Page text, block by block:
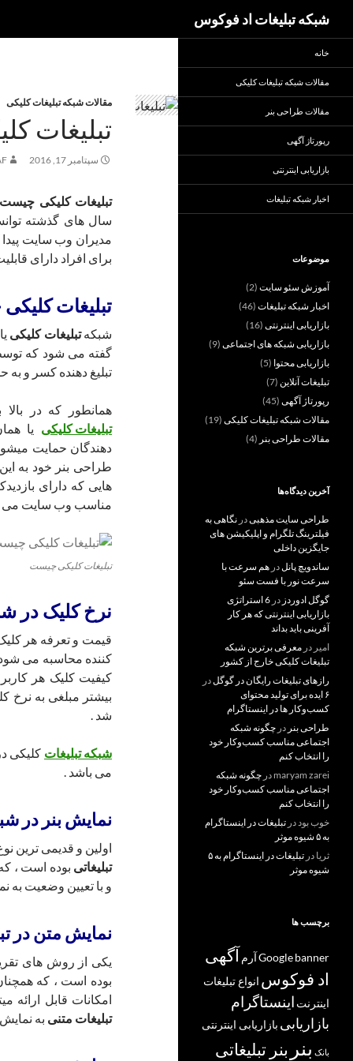
شبکه تبلیغات اد فوکوس
مقالات شبکه تبلیغات کلیکی
تبلیغات
سپتامبر 17, 2016
تبلیغات کلیکی چیست
سال های گذشته
مدیران وب سایت پیدا
برای افراد دارای
تبلیغات
شبکهتبلیغات کلیکی
گفته می شود که
تبلیغ دهنده کسر و
همانطور که در
تبلیغات کلیکی یا
دهندگان حمایت
طراحی بنر خود به
هایی که دارای
مناسب وب سایت می
تبلیغات کلیکی چیست
نرخ کلیک در
قیمت و تعرفه هر
کننده محاسبه می
کیفیت کلیک هر
بیشتر مبلغی به نرخ
شد .
شبکه تبلیغات کلیکی
می باشد .
نمایش بنر در
اولین و قدیمی ترین
تبلیغاتی بوده است ،
و با تعیین وضعیت به
نمایش متن در
یکی از روش های
بوده است ، که
امکانات قابل ارائه
تبلیغات متنی به
خانه
مقالات شبکه تبلیغات کلیکی
مقالات طراحی بنر
رپورتاژ آگهی
بازاریابی اینترنتی
اخبار شبکه تبلیغات
موضوعات
آموزش سئو سایت (2)
اخبار شبکه تبلیغات (46)
بازاریابی اینترنتی (16)
بازاریابی شبکه های اجتماعی (9)
بازاریابی محتوا (5)
تبلیغات آنلاین (7)
رپورتاژ آگهی (45)
مقالات شبکه تبلیغات کلیکی (19)
مقالات طراحی بنر (4)
آخرین دیدگاه‌ها
طراحی سایت مذهبیدر نگاهی به
فیلترینگ تلگرام و اپلیکیشن های
جایگزین داخلی
ساندویچ پانلدر هم سرعت با
سرعت نور با فست سئو
گوگل ادوردز در
6 استراتژی
بازاریابی اینترنتی که هر کار
آفرینی باید بداند
امیر در معرفی برترین شبکه
تبلیغات کلیکی خارج از کشور
رازهای تبلیغات رایگان در گوگلدر
۶ ایده برای تولید محتوای
کسب‌و‌کار ها در اینستاگرام
طراحی بنر در چگونه شبکه
اجتماعی مناسب کسب‌وکار خود
را انتخاب کنم
maryam zarei در چگونه شبکه
اجتماعی مناسب کسب‌وکار خود
را انتخاب کنم
خوب بوددر تبلیغات در اینستاگرام
به ۵ شیوه موثر
ثریا در
تبلیغات در اینستاگرام به ۵
شیوه موثر
برچسب ها
banner
Googleآرم آگهی
اد فوکوس انواع تبلیغات
اینترنت اینستاگرام
بازاریابی بازاریابی اینترنتی
بانک بنر بنر تبلیغاتی